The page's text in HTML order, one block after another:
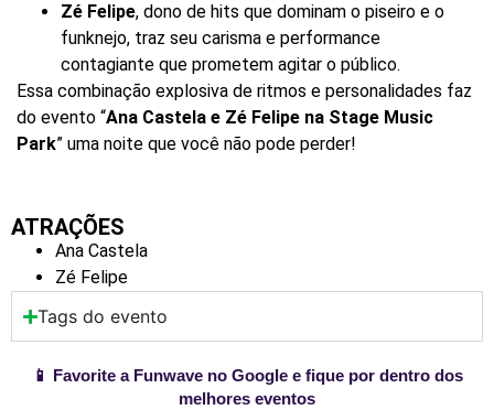
Zé Felipe, dono de hits que dominam o piseiro e o
funknejo, traz seu carisma e performance
contagiante que prometem agitar o público.
Essa combinação explosiva de ritmos e personalidades faz
do evento “Ana Castela e Zé Felipe na Stage Music
Park” uma noite que você não pode perder!
ATRAÇÕES
Ana Castela
Zé Felipe
Tags do evento
📱 Favorite a Funwave no Google e fique por dentro dos
melhores eventos